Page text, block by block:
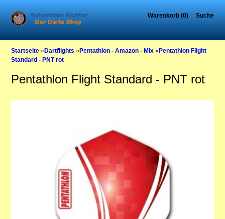
Warenkorb (0) Suche
Startseite »Dartflights »Pentathlon - Amazon - Mix »Pentathlon Flight
Standard - PNT rot
Pentathlon Flight Standard - PNT rot